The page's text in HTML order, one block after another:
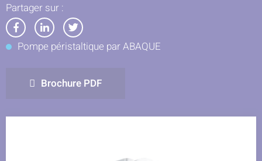
Partager sur :
Partager
sur
Partager
sur
Partager
sur
Pompe péristaltique par ABAQUE
Brochure PDF